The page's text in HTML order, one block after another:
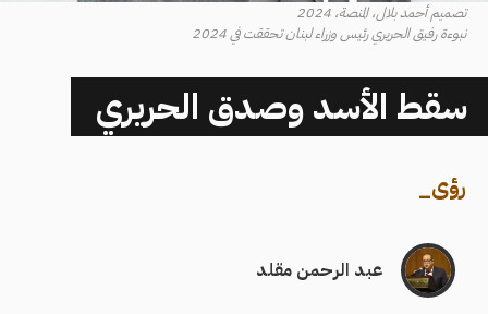
تصميم أحمد بلال، المنصة، 2024
نبوءة رفيق الحريري رئيس وزراء لبنان تحققت في 2024
سقط الأسد وصدق الحريري
رؤى_
عبد الرحمن مقلد